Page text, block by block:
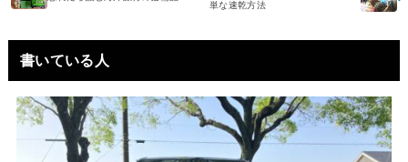
単な速乾方法
書いている人